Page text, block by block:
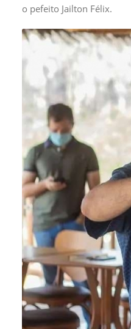
o pefeito Jailton Félix.